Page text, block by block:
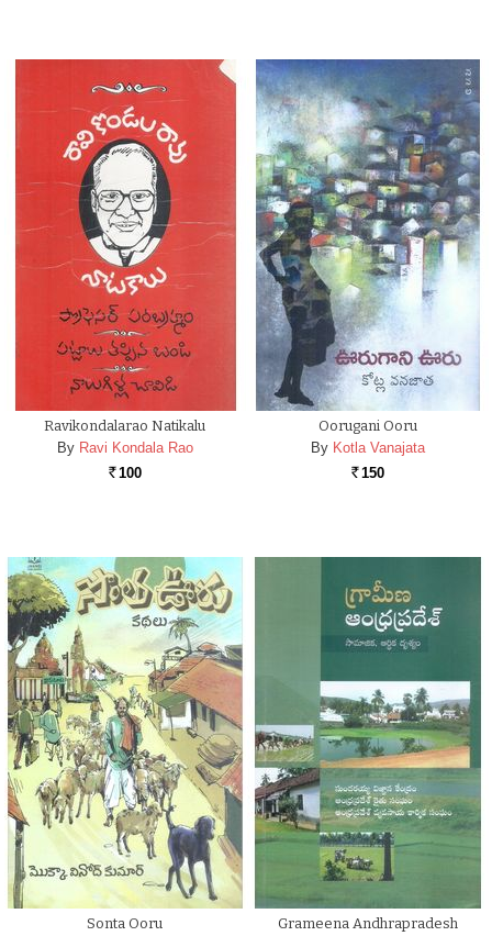
Ravikondalarao Natikalu
By Ravi Kondala Rao
Rs. 100
Oorugani Ooru
By Kotla Vanajata
Rs. 150
Sonta Ooru
Grameena Andhrapradesh